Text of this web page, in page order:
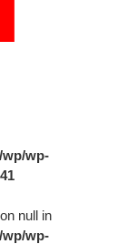
wp/wp-
41
null in
wp/wp-